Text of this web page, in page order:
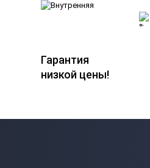
Гарантия
низкой цены!